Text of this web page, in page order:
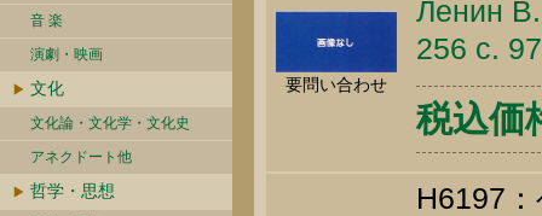
音 楽
演劇・映画
文化
文化論・文化学・文化史
アネクドート他
哲学・思想
要問い合わせ
Ленин
256 c.
税込価
H6197